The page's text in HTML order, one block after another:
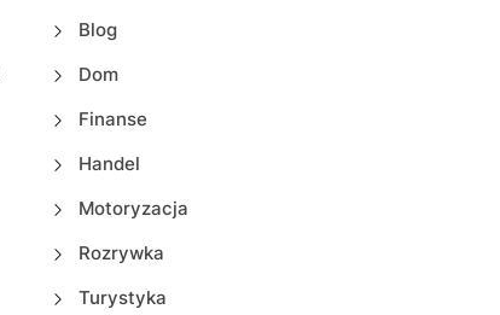
Blog
Dom
Finanse
Handel
Motoryzacja
Rozrywka
Turystyka